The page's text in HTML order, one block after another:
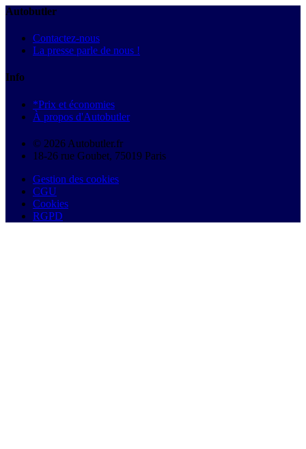
Autobutler
Contactez-nous
La presse parle de nous !
Info
*Prix et économies
À propos d'Autobutler
© 2026 Autobutler.fr
18-26 rue Goubet, 75019 Paris
Gestion des cookies
CGU
Cookies
RGPD